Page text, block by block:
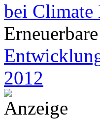
bei Climate
2012
Anzeige